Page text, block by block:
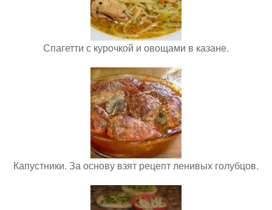
Спагетти с курочкой и овощами в казане.
Капустники. За основу взят рецепт ленивых голубцов.